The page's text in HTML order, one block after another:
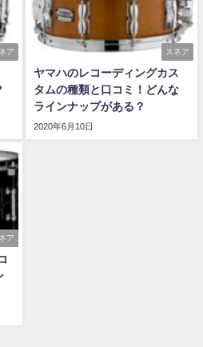
ア スネア
ヤマハのレコーディングカス
タムの種類と口コミ！どんな
ラインナップがある？
2020年6月10日
ア